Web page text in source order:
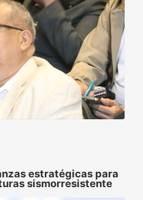
estratégicas para
sismorresistente